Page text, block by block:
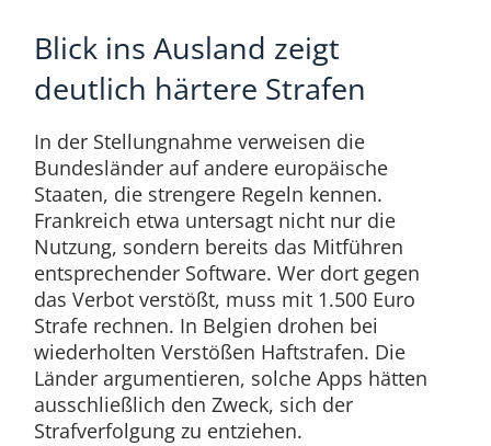
Blick ins Ausland zeigt
deutlich härtere Strafen
In der Stellungnahme verweisen die
Bundesländer auf andere europäische
Staaten, die strengere Regeln kennen.
Frankreich etwa untersagt nicht nur die
Nutzung, sondern bereits das Mitführen
entsprechender Software. Wer dort gegen
das Verbot verstößt, muss mit 1.500 Euro
Strafe rechnen. In Belgien drohen bei
wiederholten Verstößen Haftstrafen. Die
Länder argumentieren, solche Apps hätten
ausschließlich den Zweck, sich der
Strafverfolgung zu entziehen.